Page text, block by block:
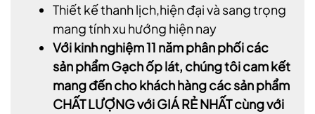
Thiết kế thanh lịch,hiện đại và sang trọng
mang tính xu hướng hiện nay
Với kinh nghiệm 11 năm phân phối các
sản phẩm Gạch ốp lát, chúng tôi cam kết
mang đến cho khách hàng các sản phẩm
CHẤT LƯỢNG với GIÁ RẺ NHẤT cùng với